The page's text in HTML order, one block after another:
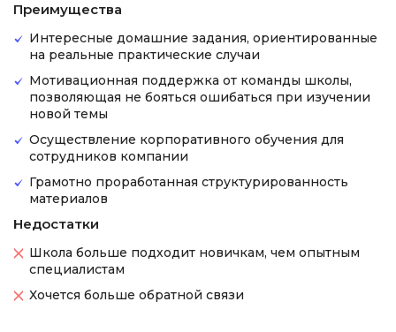
Преимущества
Интересные домашние задания, ориентированные
на реальные практические случаи
Мотивационная поддержка от команды школы,
позволяющая не бояться ошибаться при изучении
новой темы
Осуществление корпоративного обучения для
сотрудников компании
Грамотно проработанная структурированность
материалов
Недостатки
Школа больше подходит новичкам, чем опытным
специалистам
Хочется больше обратной связи